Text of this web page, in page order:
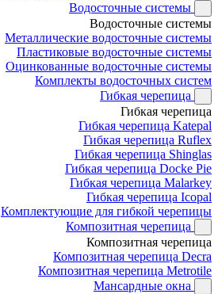
Водосточные системы
Водосточные системы
Металлические водосточные системы
Пластиковые водосточные системы
Оцинкованные водосточные системы
Комплекты водосточных систем
Гибкая черепица
Гибкая черепица
Гибкая черепица Katepal
Гибкая черепица Ruflex
Гибкая черепица Shinglas
Гибкая черепица Docke Pie
Гибкая черепица Malarkey
Гибкая черепица Icopal
Комплектующие для гибкой черепицы
Композитная черепица
Композитная черепица
Композитная черепица Decra
Композитная черепица Metrotile
Мансардные окна